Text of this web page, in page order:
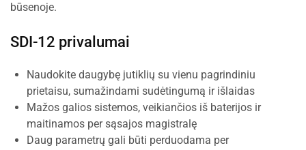
būsenoje.
SDI-12 privalumai
Naudokite daugybę jutiklių su vienu pagrindiniu
prietaisu, sumažindami sudėtingumą ir išlaidas
Mažos galios sistemos, veikiančios iš baterijos ir
maitinamos per sąsajos magistralę
Daug parametrų gali būti perduodama per